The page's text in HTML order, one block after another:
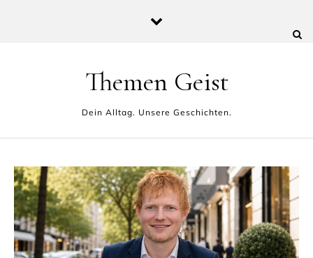
Themen Geist
Dein Alltag. Unsere Geschichten.